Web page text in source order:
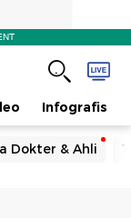
Infografis
Dokter & Ahli